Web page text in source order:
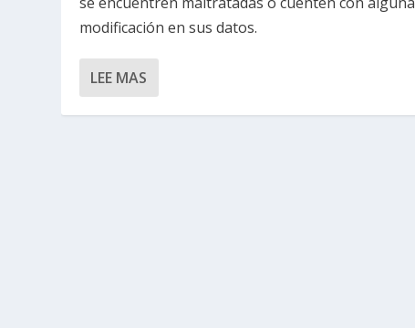
modificación en sus datos.
LEE MAS